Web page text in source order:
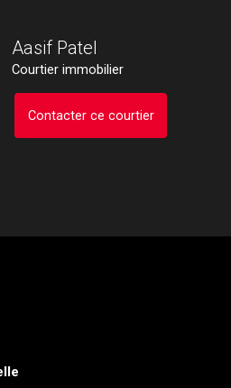
Aasif Patel
Courtier immobilier
Contacter ce courtier